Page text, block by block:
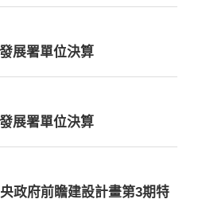
展署單位決算
展署單位決算
政府前瞻建設計畫第3期特